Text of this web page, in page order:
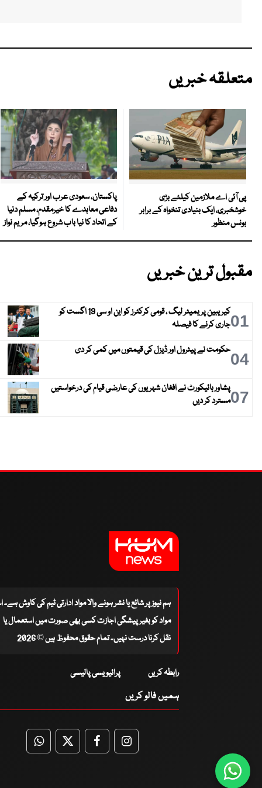
متعلقہ خبریں
پی آئی اے ملازمین کیلئے بڑی
خوشخبری، ایک بنیادی تنخواہ کے برابر
بونس منظور
پاکستان، سعودی عرب اور ترکیہ کے
دفاعی معاہدے کا خیرمقدم، مسلم دنیا
کے اتحاد کا نیا باب شروع ہوگیا، مریم نواز
مقبول ترین خبریں
01
کیریبین پریمیئر لیگ ، قومی کرکٹرز کو این او سی 19 اگست کو
جاری کرنے کا فیصلہ
04حکومت نے پیٹرول اور ڈیزل کی قیمتوں میں کمی کر دی
07پشاور ہائیکورٹ نے افغان شہریوں کی عارضی قیام کی درخواستیں
مسترد کر دیں
ہم نیوز پر شائع یا نشر ہونے والا مواد ادارتی ٹیم کی کاوش
مواد کو بغیر پیشگی اجازت کسی بھی صورت میں استعمال یا
نقل کرنا درست نہیں۔ تمام حقوق محفوظ ہیں © 2026
رابطہ کریں پرائیویسی پالیسی
ہمیں فالو کریں
WhatsApp
TwitterFacebookFacebook